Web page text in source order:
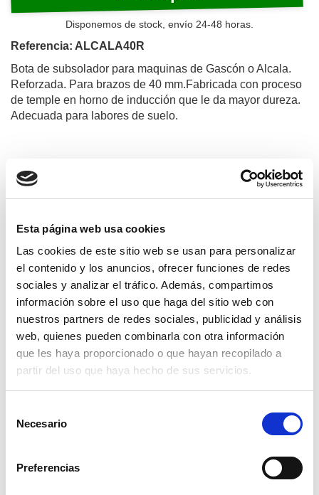
Esta página web usa cookies
Las cookies de este sitio web se usan para personalizar
el contenido y los anuncios, ofrecer funciones de redes
sociales y analizar el tráfico. Además, compartimos
información sobre el uso que haga del sitio web con
nuestros partners de redes sociales, publicidad y análisis
web, quienes pueden combinarla con otra información
que les haya proporcionado o que hayan recopilado a
partir del uso que haya hecho de sus servicios.
Necesario
Preferencias
Disponemos de stock, envío 24-48 horas.
Referencia: ALCALA40R
Bota de subsolador para maquinas de Gascón o Alcala.
Reforzada. Para brazos de 40 mm.Fabricada con proceso
de temple en horno de inducción que le da mayor dureza.
Adecuada para labores de suelo.
Productos relacionados